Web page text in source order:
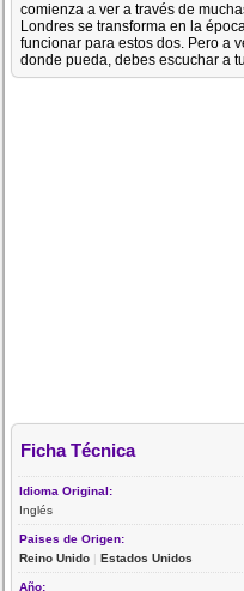
comienza a ver a través de
Londres se transforma en la
funcionar para estos dos. Pero a
donde pueda, debes escuchar a
Ficha Técnica
Idioma Original:
Inglés
Paises de Origen:
Reino Unido |Estados Unidos
Año: